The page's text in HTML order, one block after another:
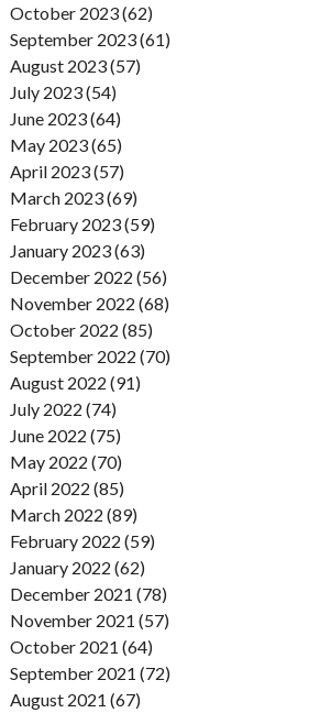
October 2023 (62)
September 2023 (61)
August 2023 (57)
July 2023 (54)
June 2023 (64)
May 2023 (65)
April 2023 (57)
March 2023 (69)
February 2023 (59)
January 2023 (63)
December 2022 (56)
November 2022 (68)
October 2022 (85)
September 2022 (70)
August 2022 (91)
July 2022 (74)
June 2022 (75)
May 2022 (70)
April 2022 (85)
March 2022 (89)
February 2022 (59)
January 2022 (62)
December 2021 (78)
November 2021 (57)
October 2021 (64)
September 2021 (72)
August 2021 (67)